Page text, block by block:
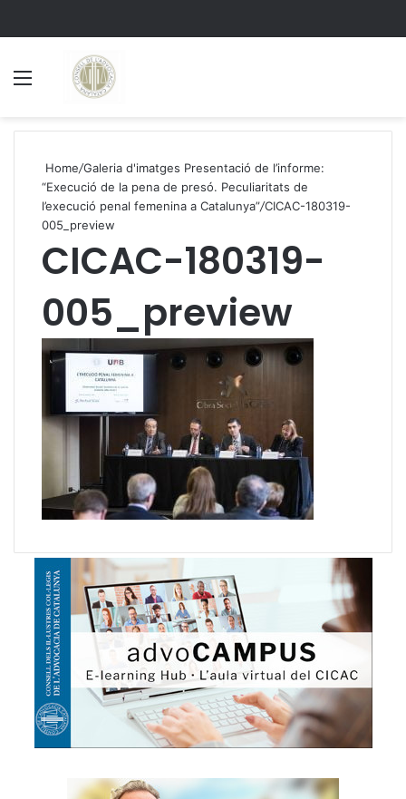
Home/Galeria d'imatges Presentació de l’informe:
“Execució de la pena de presó. Peculiaritats de
l’execució penal femenina a Catalunya”/CICAC-180319-
005_preview
CICAC-180319-
005_preview